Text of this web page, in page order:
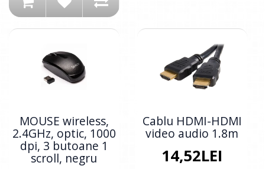
MOUSE wireless,
2.4GHz, optic, 1000
dpi, 3 butoane 1
scroll, negru
Cablu HDMI-HDMI
video audio 1.8m
14,52LEI